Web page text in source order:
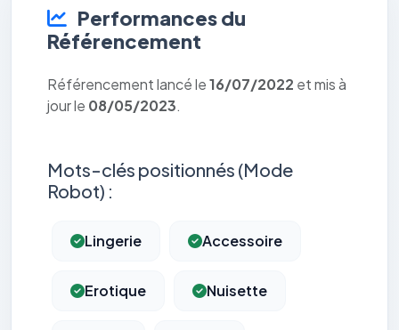
Performances du
Référencement
Référencement lancé le16/07/2022 et mis à
jour le 08/05/2023.
Mots-clés positionnés (Mode
Robot) :
Lingerie Accessoire
Erotique Nuisette